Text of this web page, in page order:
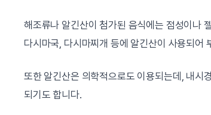
해조류나 알긴산이 첨가된 음식에는 점성이나
다시마국, 다시마찌개 등에 알긴산이 사용되어
또한 알긴산은 의학적으로도 이용되는데, 내시
되기도 합니다.